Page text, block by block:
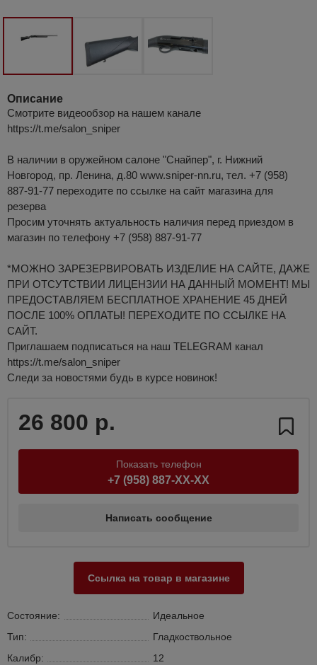
Описание
Смотрите видеообзор на нашем канале
https://t.me/salon_sniper
В наличии в оружейном салоне "Снайпер", г. Нижний
Новгород, пр. Ленина, д.80 www.sniper-nn.ru, тел. +7 (958)
887-91-77 переходите по ссылке на сайт магазина для
резерва
Просим уточнять актуальность наличия перед приездом в
магазин по телефону +7 (958) 887-91-77
*МОЖНО ЗАРЕЗЕРВИРОВАТЬ ИЗДЕЛИЕ НА САЙТЕ, ДАЖЕ
ПРИ ОТСУТСТВИИ ЛИЦЕНЗИИ НА ДАННЫЙ МОМЕНТ! МЫ
ПРЕДОСТАВЛЯЕМ БЕСПЛАТНОЕ ХРАНЕНИЕ 45 ДНЕЙ
ПОСЛЕ 100% ОПЛАТЫ! ПЕРЕХОДИТЕ ПО ССЫЛКЕ НА
САЙТ.
Приглашаем подписаться на наш TELEGRAM канал
https://t.me/salon_sniper
Следи за новостями будь в курсе новинок!
26 800 р.
Показать телефон
+7 (958) 887-XX-XX
Написать сообщение
Ссылка на товар в магазине
Состояние:
Идеальное
Тип:
Гладкоствольное
Калибр:
12